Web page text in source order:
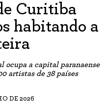
Curitiba
habitando a
ocupa a capital paranaense
artistas de 38 países
DE 2026